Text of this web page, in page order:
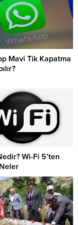
Mavi Tik Kapatma
Wi-Fi 5’ten